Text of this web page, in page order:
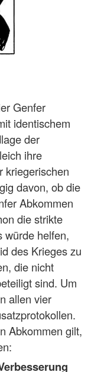
Genfer
identischem
der
ihre
kriegerischen
davon, ob die
Abkommen
die strikte
würde helfen,
des Krieges zu
die nicht
sind. Um
allen vier
Abkommen gilt,